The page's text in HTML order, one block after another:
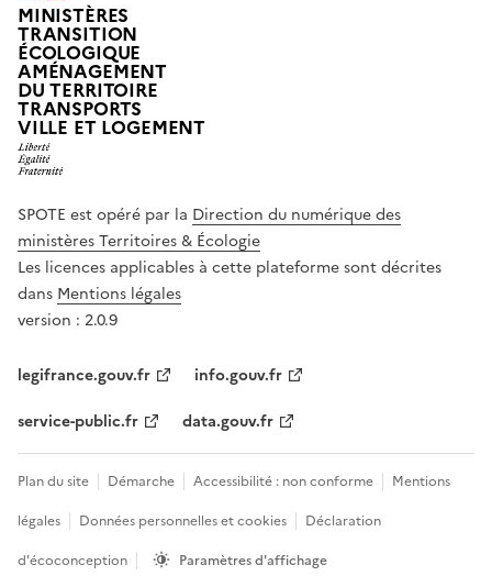
MINISTÈRES
TRANSITION
ÉCOLOGIQUE
AMÉNAGEMENT
DU TERRITOIRE
TRANSPORTS
VILLE ET LOGEMENT
SPOTE est opéré par la Direction du numérique des
ministères Territoires & Écologie
Les licences applicables à cette plateforme sont décrites
dans Mentions légales
version : 2.0.9
legifrance.gouv.fr
info.gouv.fr
service-public.fr
data.gouv.fr
Plan du site Démarche Accessibilité : non conforme
Mentions
légales
Données personnelles et cookies
Déclaration
d'écoconception
Paramètres d'affichage